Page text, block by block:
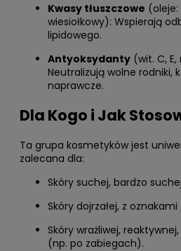
Kwasy tłuszczowe
wiesiołkowy): Wspierają
lipidowego.
Antyoksydanty (wit. C,
Neutralizują wolne rodniki,
naprawcze.
Dla Kogo i Jak
Ta grupa kosmetyków jest
zalecana dla:
Skóry suchej, bardzo
Skóry dojrzałej, z
Skóry wrażliwej,
(np. po zabiegach).